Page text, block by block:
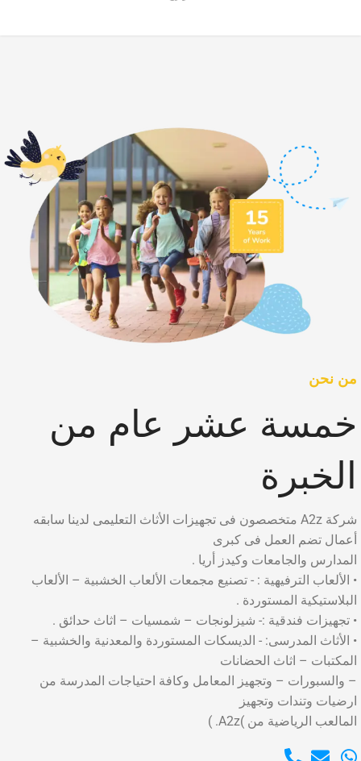
من نحن
خمسة عشر عام من
الخبرة
شركة A2z متخصصون فى تجهيزات الأثاث التعليمى لدينا سابقه
أعمال تضم العمل فى كبرى
المدارس والجامعات وكيدز أريا .
• الألعاب الترفيهية : - تصنيع مجمعات الألعاب الخشبية – الألعاب
البلاستيكية المستوردة .
• تجهيزات فندقية :- شيزلونجات – شمسيات – اثاث حدائق .
• الأثاث المدرسى: - الديسكات المستوردة والمعدنية والخشبية –
المكتبات – اثاث الحضانات
– والسبورات – وتجهيز المعامل وكافة احتياجات المدرسة من
ارضيات وتندات وتجهيز
المالعب الرياضية من )A2z. )